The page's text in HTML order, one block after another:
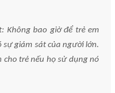
Không bao giờ để trẻ em
sự giám sát của người lớn.
cho trẻ nếu họ sử dụng nó